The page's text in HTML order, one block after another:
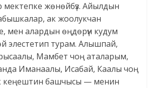
мектепке жөнөйбүз. Айылдын
абышкалар, ак жоолукчан
мен алардын өңдөрүн кудум
элестетип турам. Алышпай,
Мамбет чоң аталарым,
Иманаалы, Исабай, Каалы чоң
кеңештин башчысы — менин